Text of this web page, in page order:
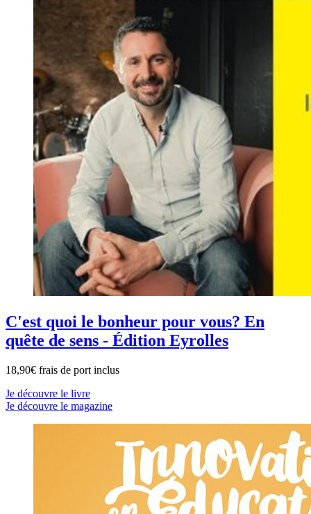
C'est quoi le bonheur pour vous? En
quête de sens - Édition Eyrolles
18,90€ frais de port inclus
Je découvre le livre
Je découvre le magazine